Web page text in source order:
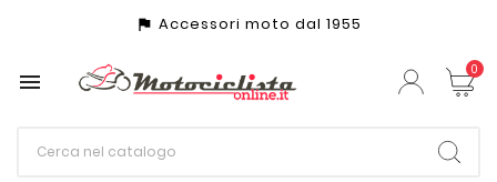
assistant_photo Accessori moto dal 1955
 0